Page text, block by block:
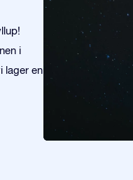
i
lager en